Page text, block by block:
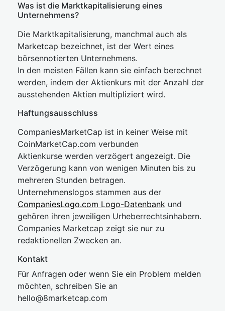
Was ist die Marktkapitalisierung eines
Unternehmens?
Die Marktkapitalisierung, manchmal auch als
Marketcap bezeichnet, ist der Wert eines
börsennotierten Unternehmens.
In den meisten Fällen kann sie einfach berechnet
werden, indem der Aktienkurs mit der Anzahl der
ausstehenden Aktien multipliziert wird.
Haftungsausschluss
CompaniesMarketCap ist in keiner Weise mit
CoinMarketCap.com verbunden
Aktienkurse werden verzögert angezeigt. Die
Verzögerung kann von wenigen Minuten bis zu
mehreren Stunden betragen.
Unternehmenslogos stammen aus der
CompaniesLogo.com Logo-Datenbank und
gehören ihren jeweiligen Urheberrechtsinhabern.
Companies Marketcap zeigt sie nur zu
redaktionellen Zwecken an.
Kontakt
Für Anfragen oder wenn Sie ein Problem melden
möchten, schreiben Sie an
hello@8marketcap.com